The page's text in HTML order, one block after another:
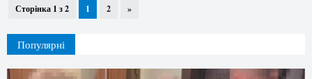
Сторінка 1 з 2 1 2 »
Популярні